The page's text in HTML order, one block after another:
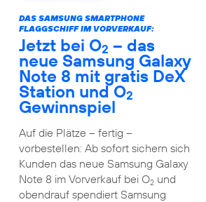
DAS SAMSUNG SMARTPHONE
FLAGGSCHIFF IM VORVERKAUF:
Jetzt bei O2 – das
neue Samsung Galaxy
Note 8 mit gratis DeX
Station und O2
Gewinnspiel
Auf die Plätze – fertig –
vorbestellen: Ab sofort sichern sich
Kunden das neue Samsung Galaxy
Note 8 im Vorverkauf bei O2und
obendrauf spendiert Samsung